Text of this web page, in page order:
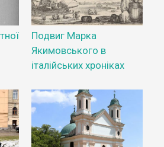
Подвиг Марка
Якимовського в
італійських хроніках